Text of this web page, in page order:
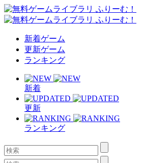
新着ゲーム
更新ゲーム
ランキング
新着
更新
ランキング